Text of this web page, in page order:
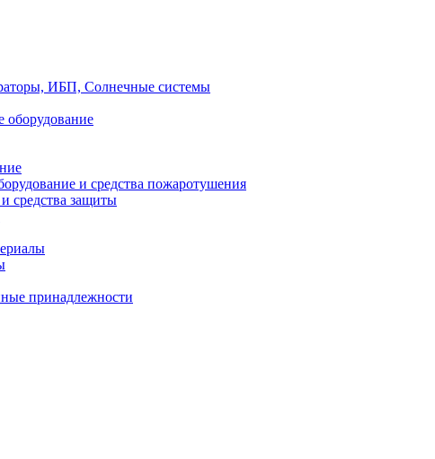
ИБП, Солнечные системы
оборудование
и средства пожаротушения
средства защиты
принадлежности